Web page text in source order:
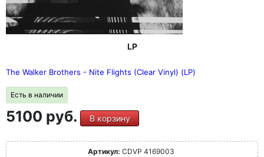
LP
The Walker Brothers - Nite Flights (Clear Vinyl) (LP)
Есть в наличии
5100 руб. В корзину
Артикул: CDVP 4169003